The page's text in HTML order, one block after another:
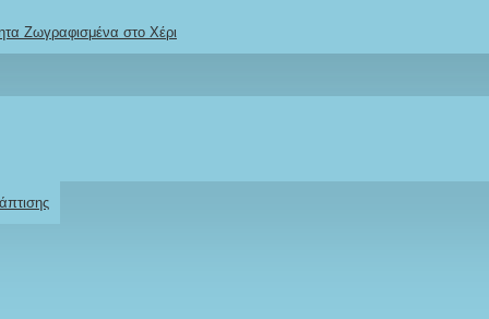
Ζωγραφισμένα στο Χέρι
Για το προϊόν
Παππούς